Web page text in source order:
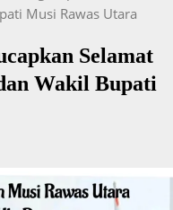
Musi Rawas Utara
Selamat
Wakil Bupati